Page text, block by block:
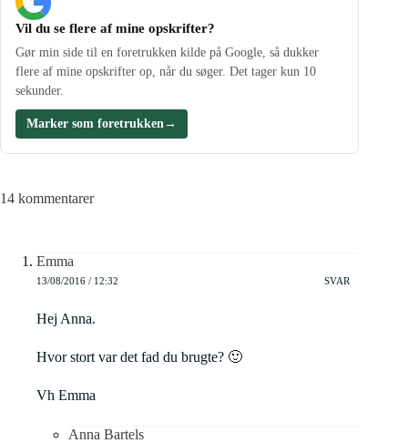
Vil du se flere af mine opskrifter?
Gør min side til en foretrukken kilde på Google, så dukker
flere af mine opskrifter op, når du søger. Det tager kun 10
sekunder.
Marker som foretrukken →
14 kommentarer
Emma
13/08/2016 / 12:32 SVAR
Hej Anna.
Hvor stort var det fad du brugte? 🙂
Vh Emma
Anna Bartels